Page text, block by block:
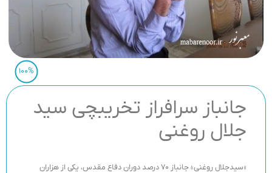
100%
جانباز سرافراز تخریبچی سید
جلال روغنی
«سیدجلال روغنی » جانباز 70 درصد دوران دفاع مقدس، یکی از هزاران